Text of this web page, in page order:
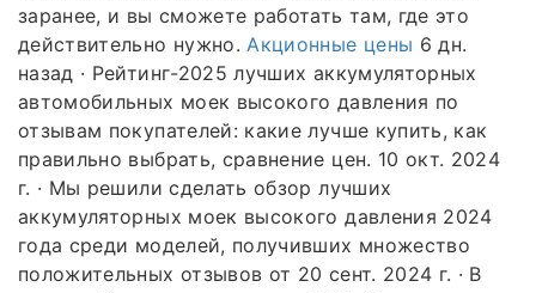
заранее, и вы сможете работать там, где это
действительно нужно. Акционные цены 6 дн.
назад · Рейтинг-2025 лучших аккумуляторных
автомобильных моек высокого давления по
отзывам покупателей: какие лучше купить, как
правильно выбрать, сравнение цен. 10 окт. 2024
г. · Мы решили сделать обзор лучших
аккумуляторных моек высокого давления 2024
года среди моделей, получивших множество
положительных отзывов от 20 сент. 2024 г. · В